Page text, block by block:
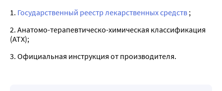
1. Государственный реестр лекарственных средств ;
2. Анатомо-терапевтическо-химическая классификация
(ATX);
3. Официальная инструкция от производителя.